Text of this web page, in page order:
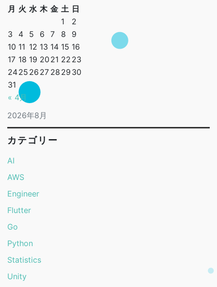
2026年8月
月 火 水 木 金 土 日
« 4月
1
2
3
4 5 6 7 8
9
10 11 12 13 14 15 16
17 18 19 20 21 22 23
2425 26 27 28 29 30
31
カテゴリー
AI
AWS
Engineer
Flutter
Go
Python
Statistics
Unity